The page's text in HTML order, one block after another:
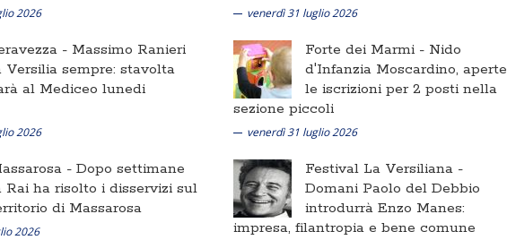
2026 venerdì 31 luglio 2026
- Massimo Ranieri
Versilia sempre: stavolta
al Mediceo lunedi
2026
Forte dei Marmi - Nido
d'Infanzia Moscardino, aperte
le iscrizioni per 2 posti nella
sezione piccoli
venerdì 31 luglio 2026
- Dopo settimane
Rai ha risolto i disservizi sul
di Massarosa
2026
Festival La Versiliana -
Domani Paolo del Debbio
introdurrà Enzo Manes:
impresa, filantropia e bene comune